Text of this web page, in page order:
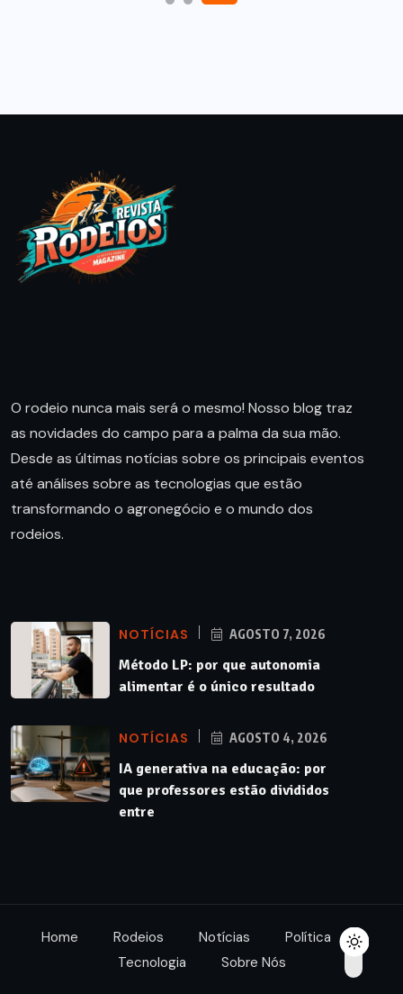
O rodeio nunca mais será o mesmo! Nosso blog traz
as novidades do campo para a palma da sua mão.
Desde as últimas notícias sobre os principais eventos
até análises sobre as tecnologias que estão
transformando o agronegócio e o mundo dos
rodeios.
NOTÍCIAS AGOSTO 7, 2026
Método LP: por que autonomia
alimentar é o único resultado
NOTÍCIAS AGOSTO 4, 2026
IA generativa na educação: por
que professores estão divididos
entre
Home Rodeios Notícias
Política
Tecnologia
Sobre Nós